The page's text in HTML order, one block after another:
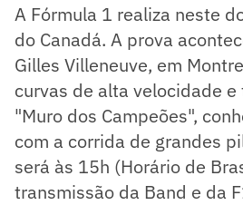
A Fórmula 1 realiza neste
do Canadá. A prova
Gilles Villeneuve, em
curvas de alta velocidade
"Muro dos Campeões",
com a corrida de grandes
será às 15h (Horário de
transmissão da Band e da